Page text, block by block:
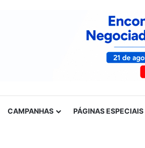
CAMPANHAS PÁGINAS ESPECIAIS